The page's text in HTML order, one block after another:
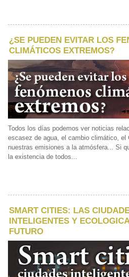
¿SE PUEDEN EVITAR LOS
CLIMÁTICOS EXTREMOS?
Todos los días podemos ver noticias
escasez de agua, el cambio climático, el
nuestras emisiones a la atmósfera... Si
la existencia de todos...
SMART CITIES: LAS
INTELIGENTES Y
FUTURO